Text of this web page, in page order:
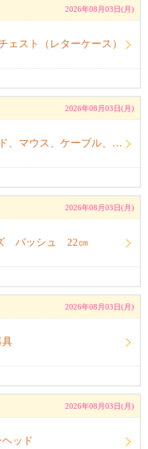
2026年08月03日(月)
ェスト（レターケース）
2026年08月03日(月)
28. モニター、キーボード、マウス、ケーブル、アームレスト一式
2026年08月03日(月)
ズ バッシュ 22㎝
2026年08月03日(月)
具
2026年08月03日(月)
ッド